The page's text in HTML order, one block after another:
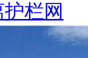
栏网